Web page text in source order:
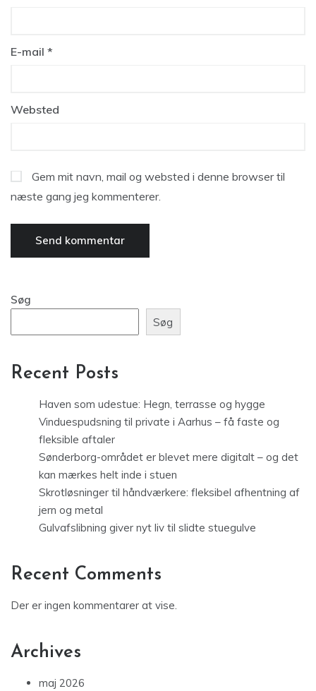
E-mail *
Websted
Gem mit navn, mail og websted i denne browser til
næste gang jeg kommenterer.
Søg
Søg
Recent Posts
Haven som udestue: Hegn, terrasse og hygge
Vinduespudsning til private i Aarhus – få faste og
fleksible aftaler
Sønderborg-området er blevet mere digitalt – og det
kan mærkes helt inde i stuen
Skrotløsninger til håndværkere: fleksibel afhentning af
jern og metal
Gulvafslibning giver nyt liv til slidte stuegulve
Recent Comments
Der er ingen kommentarer at vise.
Archives
maj 2026